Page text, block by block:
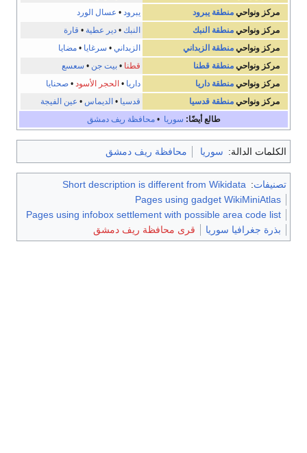
مركز ونواحيمنطقة يبرود يبرود • عسال الورد
مركز ونواحيمنطقة النبك النبك •دير عطية • قارة
مركز ونواحيمنطقة الزبداني الزبداني • سرغايا •مضايا
مركز ونواحيمنطقة قطنا قطنا •بيت جن • سعسع
مركز ونواحيمنطقة داريا داريا •الحجر الأسود •صحنايا
مركز ونواحيمنطقة قدسيا قدسيا •الديماس • عين الفيجة
طالع أيضًا: سوريا •محافظة ريف دمشق
الكلمات الدالة: سوريا محافظة ريف دمشق
تصنيفات:
Short description is different from Wikidata
Pages using gadget WikiMiniAtlas
Pages using infobox settlement with possible area code list
بذرة جغرافيا سوريا
قرى محافظة ريف دمشق